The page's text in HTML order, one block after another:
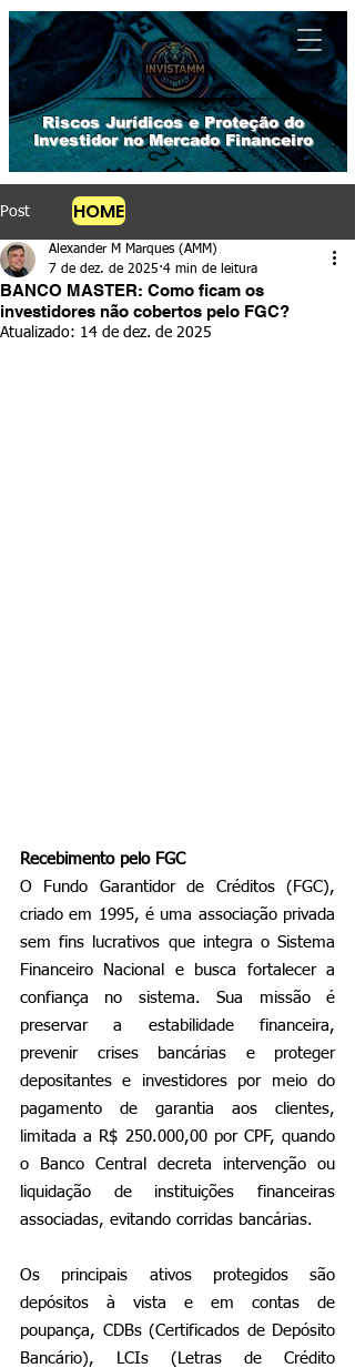
​Riscos Jurídicos e Proteção do
Investidor no Mercado Financeiro
Post
BANCO MASTER: Como ficam os
investidores não cobertos pelo FGC?
Alexander M Marques (AMM)
7 de dez. de 2025 4 min de leitura
Atualizado: 14 de dez. de 2025
Recebimento pelo FGC
O Fundo Garantidor de Créditos (FGC),
criado em 1995, é uma associação privada
sem fins lucrativos que integra o Sistema
Financeiro Nacional e busca fortalecer a
confiança no sistema. Sua missão é
preservar a estabilidade financeira,
prevenir crises bancárias e proteger
depositantes e investidores por meio do
pagamento de garantia aos clientes,
limitada a R$ 250.000,00 por CPF, quando
o Banco Central decreta intervenção ou
liquidação de instituições financeiras
associadas, evitando corridas bancárias.
Os principais ativos protegidos são
depósitos à vista e em contas de
poupança, CDBs (Certificados de Depósito
Bancário), LCIs (Letras de Crédito
HOME